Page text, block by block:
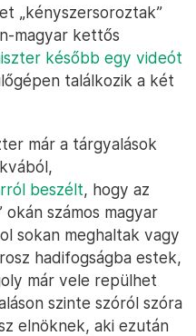
„kényszersoroztak”
magyar kettős
később egy videót
találkozik a két
már a tárgyalások
beszélt, hogy az
számos magyar
sokan meghaltak vagy
hadifogságba estek,
már vele repülhet
szinte szóról szóra
elnöknek, aki ezután